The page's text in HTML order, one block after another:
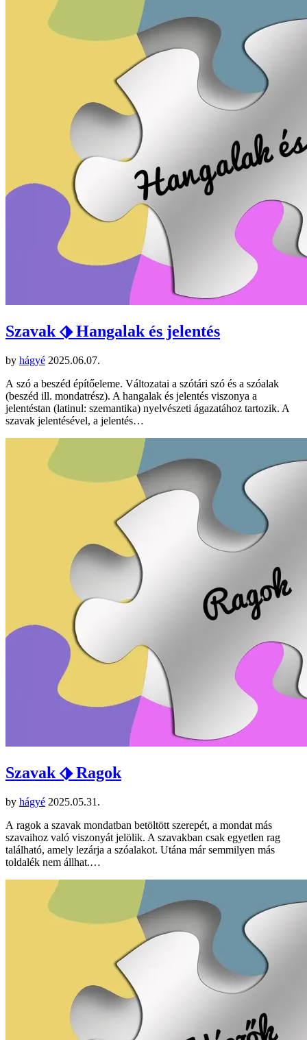
Szavak ⬗ Hangalak és jelentés
by hágyé 2025.06.07.
A szó a beszéd építőeleme. Változatai a szótári szó és a szóalak
(beszéd ill. mondatrész). A hangalak és jelentés viszonya a
jelentéstan (latinul: szemantika) nyelvészeti ágazatához tartozik. A
szavak jelentésével, a jelentés…
Szavak ⬗ Ragok
by hágyé 2025.05.31.
A ragok a szavak mondatban betöltött szerepét, a mondat más
szavaihoz való viszonyát jelölik. A szavakban csak egyetlen rag
található, amely lezárja a szóalakot. Utána már semmilyen más
toldalék nem állhat.…